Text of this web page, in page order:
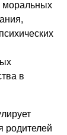
моральных
в
родителей